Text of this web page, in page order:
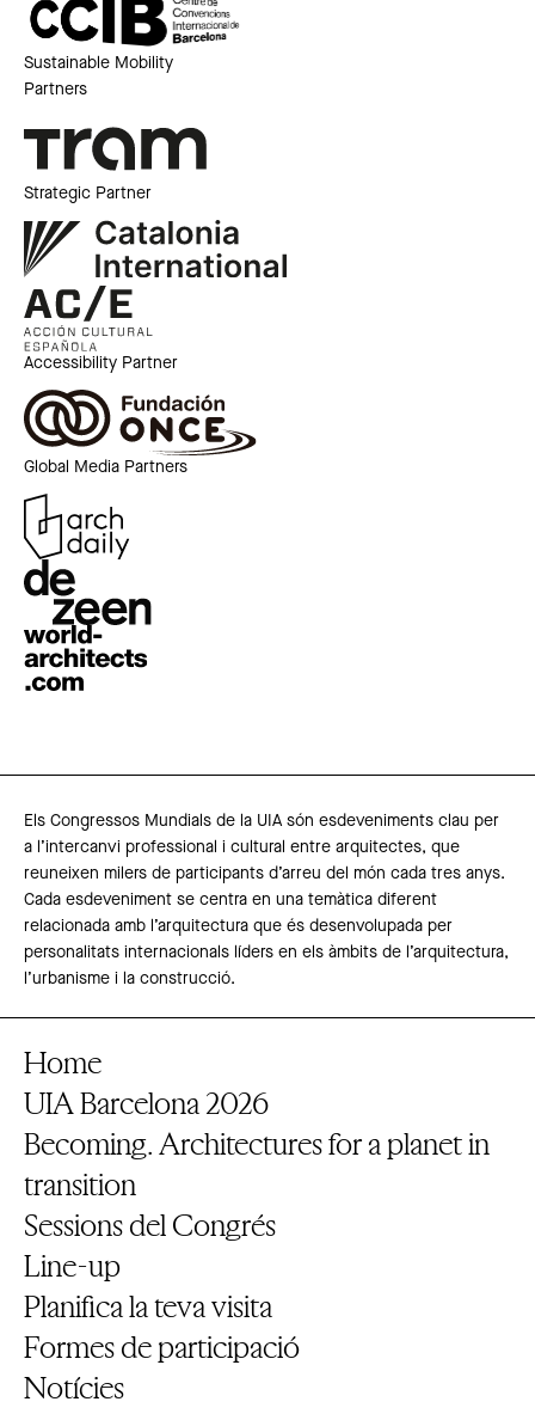
Sustainable Mobility
Partners
Strategic Partner
Accessibility Partner
Global Media Partners
Els Congressos Mundials de la UIA són esdeveniments clau per
a l’intercanvi professional i cultural entre arquitectes, que
reuneixen milers de participants d’arreu del món cada tres anys.
Cada esdeveniment se centra en una temàtica diferent
relacionada amb l’arquitectura que és desenvolupada per
personalitats internacionals líders en els àmbits de l’arquitectura,
l’urbanisme i la construcció.
Home
UIA Barcelona 2026
Becoming. Architectures for a planet in
transition
Sessions del Congrés
Line-up
Planifica la teva visita
Formes de participació
Notícies